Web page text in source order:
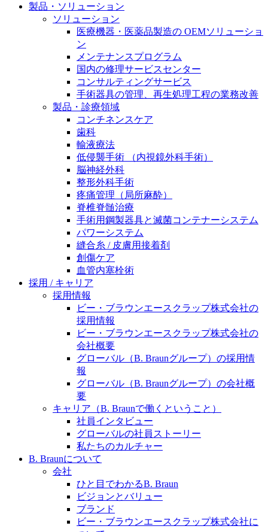
製品ポートフォリオ​
こちらの製品ポートフォリオからも、製品をお探しい
ただくことができます。
販売代理店さま向け情報​
お問合せ先、価格情報、E-Shopのご案内など販売店さ
ま向けの情報スペースです。
膝関節の構造とその疾患
身体の中で最も大きい関節である膝関節。日常の生活
を支える、その機能や特徴とは？傷めてしまった場合
には、どのような治療の選択肢があるのでしょう。
水頭症について
「水頭症」とはどのような疾患なのでしょう。成人に
多い水頭症と、小児に多い水頭症の特徴と症状、検査
や治療法など「水頭症」の概要を知っていただくこと
ができます。
ビー・ブラウンエースクラッﾌﾟで新たな可能性を見つ
けませんか？現在募集中のポジションをご覧いただけ
ます。
私たちの責任
ニューススペース
エースクラップアカデミー
医療に携わるあらゆる方々に、学びと情報共有の場を
提供していくことを目指します。
お問合せフォームより、ご質問をお送りください。
製品・ソリューション
ソリューション
医療機器・医薬品製造の OEMソリューショ
ン
メンテナンスプログラム
国内の修理サービスセンター
コンサルティングサービス
手術器具の管理、再生処理工程の業務改善
製品・診療領域
コンチネンスケア
歯科
輸液療法
低侵襲手術 （内視鏡外科手術）
脳神経外科
整形外科手術
疼痛管理（局所麻酔）
脊椎脊髄治療
手術用鋼製器具と滅菌コンテナーシステム
パワーシステム
縫合糸 / 皮膚用接着剤
創傷ケア
血管内塞栓術
採用 / キャリア
採用情報
ビー・ブラウンエースクラップ株式会社の
採用情報
ビー・ブラウンエースクラップ株式会社の
会社概要
グローバル（B. Braunグループ）の採用情
報
グローバル（B. Braunグループ）の会社概
要
キャリア（B. Braunで働くということ）
社員インタビュー
グローバルの社員ストーリー
私たちのカルチャー
B. Braunについて
会社
ひと目でわかるB. Braun
ビジョンとバリュー
ブランド
ビー・ブラウンエースクラップ株式会社に